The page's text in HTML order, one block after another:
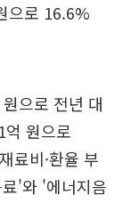
으로 16.6%
으로 전년 대
원으로
료비·환율 부
'와 '에너지음